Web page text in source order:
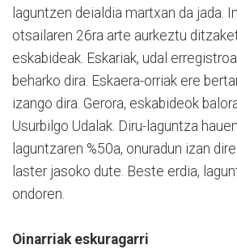
laguntzen deialdia martxan da jada.
otsailaren 26ra arte aurkeztu
eskabideak. Eskariak, udal
beharko dira. Eskaera-orriak ere
izango dira. Gerora, eskabideok
Usurbilgo Udalak. Diru-laguntza
laguntzaren %50a, onuradun izan
laster jasoko dute. Beste erdia,
ondoren.
Oinarriak eskuragarri